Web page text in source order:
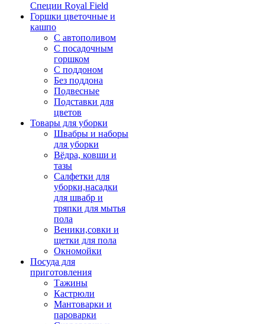
Специи Royal Field
Горшки цветочные и
кашпо
С автополивом
С посадочным
горшком
С поддоном
Без поддона
Подвесные
Подставки для
цветов
Товары для уборки
Швабры и наборы
для уборки
Вёдра, ковши и
тазы
Салфетки для
уборки,насадки
для швабр и
тряпки для мытья
пола
Веники,совки и
щетки для пола
Окномойки
Посуда для
приготовления
Тажины
Кастрюли
Мантоварки и
пароварки